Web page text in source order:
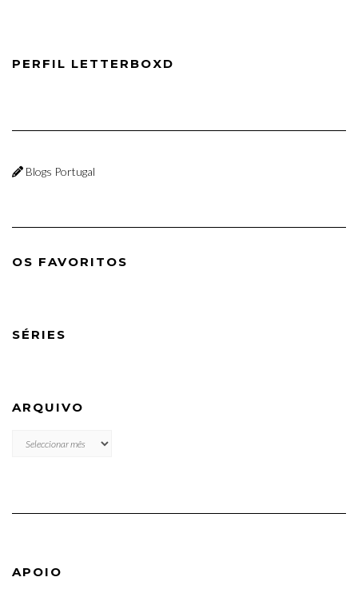
PERFIL LETTERBOXD
Blogs Portugal
OS FAVORITOS
SÉRIES
ARQUIVO
APOIO